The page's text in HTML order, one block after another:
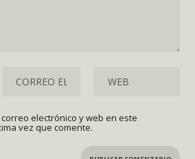
electrónico y web en este
vez que comente.